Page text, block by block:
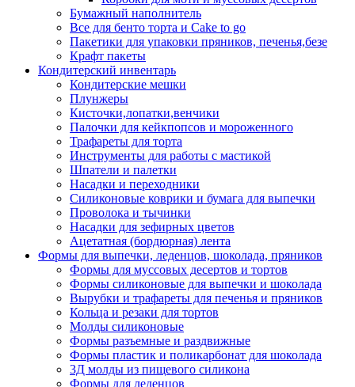
Бумажный наполнитель
Все для бенто торта и Cake to go
Пакетики для упаковки пряников, печенья,безе
Крафт пакеты
Кондитерский инвентарь
Кондитерские мешки
Плунжеры
Кисточки,лопатки,венчики
Палочки для кейкпопсов и мороженного
Трафареты для торта
Инструменты для работы с мастикой
Шпатели и палетки
Насадки и переходники
Силиконовые коврики и бумага для выпечки
Проволока и тычинки
Насадки для зефирных цветов
Ацетатная (бордюрная) лента
Формы для выпечки, леденцов, шоколада, пряников
Формы для муссовых десертов и тортов
Формы силиконовые для выпечки и шоколада
Вырубки и трафареты для печенья и пряников
Кольца и резаки для тортов
Молды силиконовые
Формы разъемные и раздвижные
Формы пластик и поликарбонат для шоколада
3Д молды из пищевого силикона
Формы для леденцов